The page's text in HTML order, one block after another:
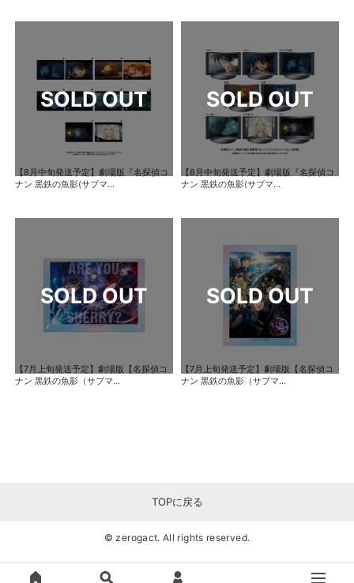
【8月中旬発送予定】劇場版『名探偵コ
ナン 黒鉄の魚影(サブマ...
【8月中旬発送予定】劇場版『名探偵コ
ナン 黒鉄の魚影(サブマ...
【7月上旬発送予定】劇場版【名探偵コ
ナン 黒鉄の魚影（サブマ...
【7月上旬発送予定】劇場版【名探偵コ
ナン 黒鉄の魚影（サブマ...
TOPに戻る
© zerogact. All rights reserved.